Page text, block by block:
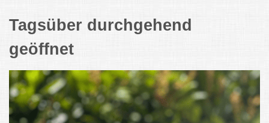
Tagsüber durchgehend
geöffnet